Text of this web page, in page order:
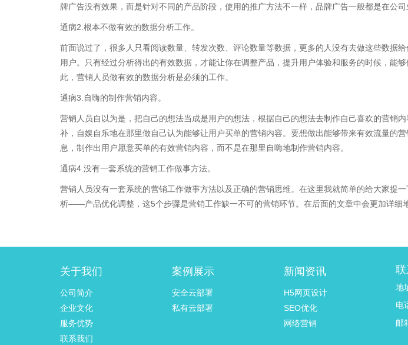
牌广告没有效果，而是针对不同的产品阶段，使用的推广方法不一样，品牌广告一般都是在公
通病2.根本不做有效的数据分析工作。
前面说过了，很多人只看阅读数量、转发次数、评论数量等数据，更多的人没有去做这些数据
用户。只有经过分析得出的有效数据，才能让你在调整产品，提升用户体验和服务的时候，能
此，营销人员做有效的数据分析是必须的工作。
通病3.自嗨的制作营销内容。
营销人员自以为是，把自己的想法当成是用户的想法，根据自己的想法去制作自己喜欢的营销
补，自娱自乐地在那里做自己认为能够让用户买单的营销内容。要想做出能够带来有效流量的
息，制作出用户愿意买单的有效营销内容，而不是在那里自嗨地制作营销内容。
通病4.没有一套系统的营销工作做事方法。
营销人员没有一套系统的营销工作做事方法以及正确的营销思维。在这里我就简单的给大
析——产品优化调整，这5个步骤是营销工作缺一不可的营销环节。在后面的文章中会更加详细
关于我们
公司简介
企业文化
服务优势
联系我们
案例展示
安全云部署
私有云部署
新闻资讯
H5网页设计
SEO优化
网络营销
联
地
电
邮